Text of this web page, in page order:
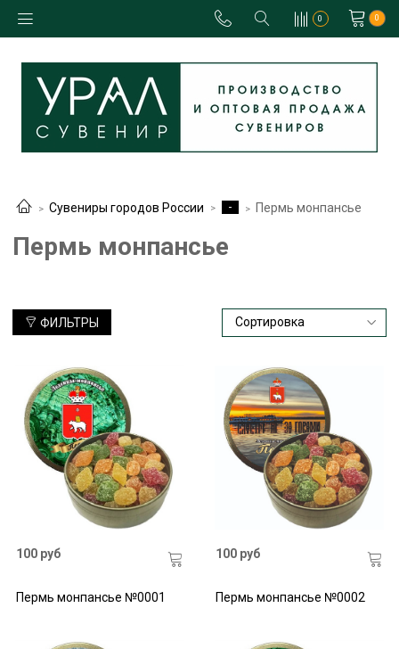
0 0
Сувениры городов России - Пермь монпансье
Пермь монпансье
ФИЛЬТРЫ
100 руб
Пермь монпансье №0001
100 руб
Пермь монпансье №0002